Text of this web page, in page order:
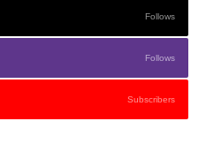
Follows
Follows
Subscribers